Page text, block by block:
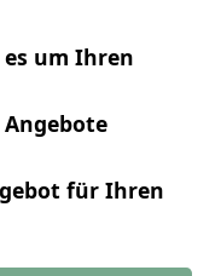
um Ihren
für Ihren